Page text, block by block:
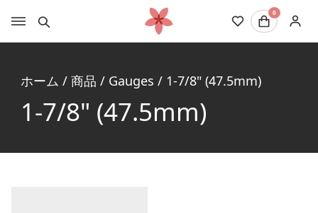
0
ホーム / 商品 / Gauges / 1-7/8" (47.5mm)
1-7/8" (47.5mm)